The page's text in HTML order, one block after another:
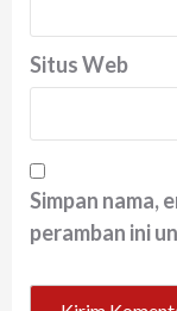
Situs Web
Simpan nama,
peramban ini